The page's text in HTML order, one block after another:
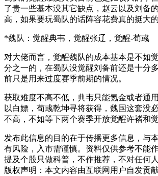
了贵一些基本没其它缺点，赵云以及刘备
高，如果要玩蜀队的话阵容花费真的挺大的
*魏队：觉醒典韦，觉醒张辽，觉醒-荀彧
对大佬而言，觉醒魏队的成本基本是不如
分之一的，在蜀队没觉醒刘备前还是十分
前只是用来过度赛季前期的情况。
获取难度不高不低，典韦只能氪金或者通
以白嫖，荀彧乾坤寻将获得，魏国这套没
不高，不如等下两个赛季开放觉醒许褚和觉
发布此信息的目的在于传播更多信息，与
有风险，入市需谨慎。资料仅供参考不能
提及个股只做科普，不作推荐，不对任何
版权声明：本文内容由互联网用户自发贡